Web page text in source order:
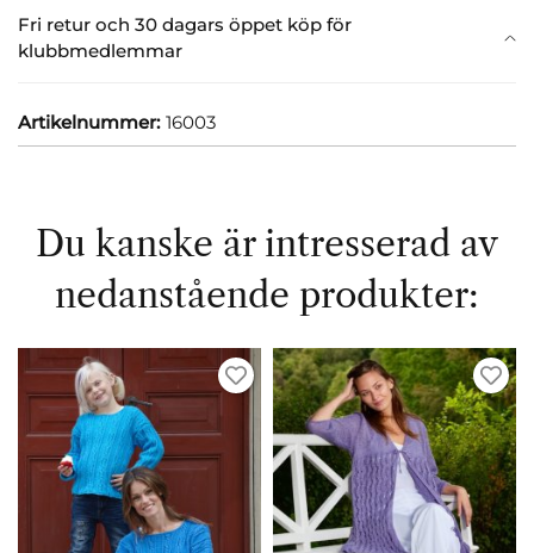
Fri retur och 30 dagars öppet köp för
klubbmedlemmar
Artikelnummer: 16003
Du kanske är intresserad av
nedanstående produkter: